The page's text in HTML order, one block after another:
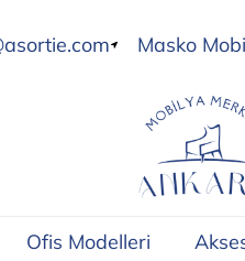
Masko
Ofis Modelleri